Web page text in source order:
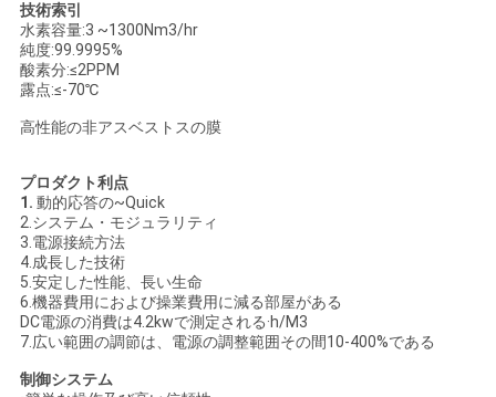
リ
シ
ー
技術索引
水素容量:3 ~1300Nm3/hr
純度:99.9995%
酸素分:≤2PPM
露点:≤-70℃
高性能の非アスベストスの膜
プロダクト利点
1. 動的応答の~Quick
2.システム・モジュラリティ
3.電源接続方法
4.成長した技術
5.安定した性能、長い生命
6.機器費用におよび操業費用に減る部屋がある
DC電源の消費は4.2kwで測定される·h/M3
7.広い範囲の調節は、電源の調整範囲その間10-400%である
制御システム